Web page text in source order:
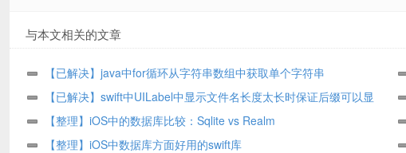
与本文相关的文章
【已解决】java中for循环从字符串数组中获取单个字符串
【已解决】swift中UILabel中显示文件名长度太长时保证后缀可以显
示
【整理】iOS中的数据库比较：Sqlite vs Realm
【整理】iOS中数据库方面好用的swift库